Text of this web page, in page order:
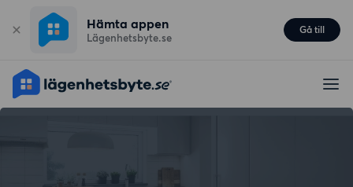
Hämta appen
Lägenhetsbyte.se
Gå till